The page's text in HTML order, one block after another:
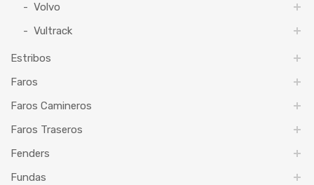
Volvo
Vultrack
Estribos
Faros
Faros Camineros
Faros Traseros
Fenders
Fundas